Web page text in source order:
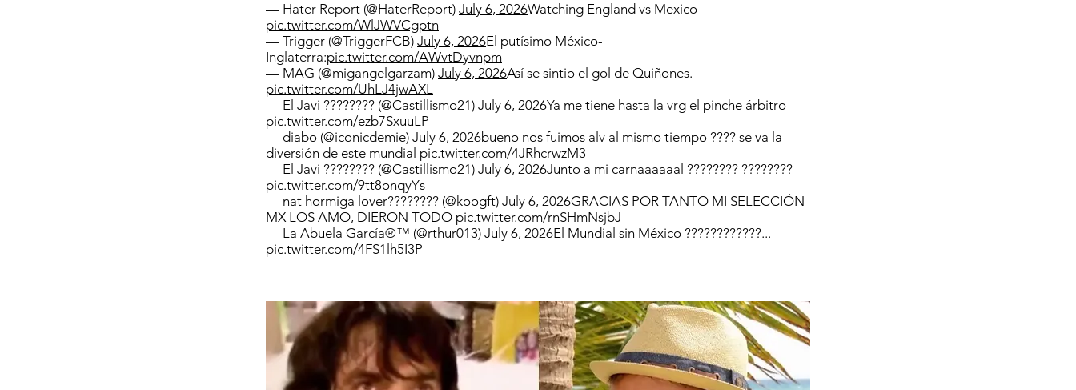
— Hater Report (@HaterReport) July 6, 2026Watching England vs Mexico
pic.twitter.com/WlJWVCgptn
— Trigger (@TriggerFCB) July 6, 2026El putísimo México-
Inglaterra:pic.twitter.com/AWvtDyvnpm
— MAG (@migangelgarzam) July 6, 2026Así se sintio el gol de Quiñones.
pic.twitter.com/UhLJ4jwAXL
— El Javi ???????? (@Castillismo21) July 6, 2026Ya me tiene hasta la vrg el pinche árbitro
pic.twitter.com/ezb7SxuuLP
— diabo (@iconicdemie) July 6, 2026bueno nos fuimos alv al mismo tiempo ???? se va la
diversión de este mundial pic.twitter.com/4JRhcrwzM3
— El Javi ???????? (@Castillismo21) July 6, 2026Junto a mi carnaaaaaal ???????? ????????
pic.twitter.com/9tt8onqyYs
— nat hormiga lover???????? (@koogft) July 6, 2026GRACIAS POR TANTO MI SELECCIÓN
MX LOS AMO, DIERON TODO pic.twitter.com/rnSHmNsjbJ
— La Abuela García®™ (@rthur013) July 6, 2026El Mundial sin México ????????????...
pic.twitter.com/4FS1lh5I3P